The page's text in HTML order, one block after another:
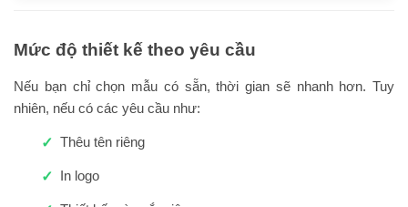
Mức độ thiết kế theo yêu cầu
Nếu bạn chỉ chọn mẫu có sẵn, thời gian sẽ nhanh hơn. Tuy
nhiên, nếu có các yêu cầu như:
Thêu tên riêng
In logo